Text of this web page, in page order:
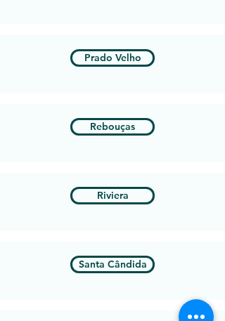
Prado Velho
Rebouças
Riviera
Santa Cândida